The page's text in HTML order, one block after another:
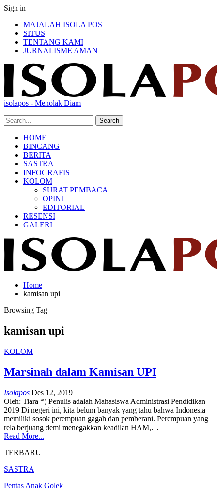
Sign in
MAJALAH ISOLA POS
SITUS
TENTANG KAMI
JURNALISME AMAN
isolapos - Menolak Diam
HOME
BINCANG
BERITA
SASTRA
INFOGRAFIS
KOLOM
SURAT PEMBACA
OPINI
EDITORIAL
RESENSI
GALERI
Home
kamisan upi
Browsing Tag
kamisan upi
KOLOM
Marsinah dalam Kamisan UPI
Isolapos Des 12, 2019
Oleh: Tiara *) Penulis adalah Mahasiswa Administrasi Pendidikan
2019 Di negeri ini, kita belum banyak yang tahu bahwa Indonesia
memiliki sosok perempuan gagah dan pemberani. Perempuan yang
rela berjuang demi menegakkan keadilan HAM,…
Read More...
TERBARU
SASTRA
Pentas Anak Golek